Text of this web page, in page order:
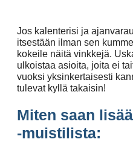
Jos kalenterisi ja
itsestään ilman sen
kokeile näitä vinkkejä.
ulkoistaa asioita, joita ei
vuoksi yksinkertaisesti
tulevat kyllä takaisin!
Miten saan
-muistilista: